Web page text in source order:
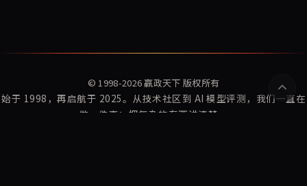
© 1998-2026赢政天下 版权所有
始于 1998，再启航于 2025。从技术社区到 AI 模型评测，我们一直在
做一件事：把复杂的东西讲清楚。